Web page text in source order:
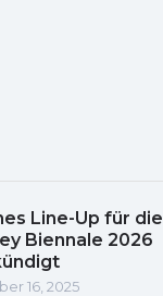
Line-Up für die
Biennale 2026
16, 2025